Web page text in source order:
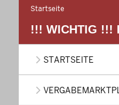
Sie
befinden
hier
Startseite
!!! WICHTIG !!!
navigation
STARTSEITE